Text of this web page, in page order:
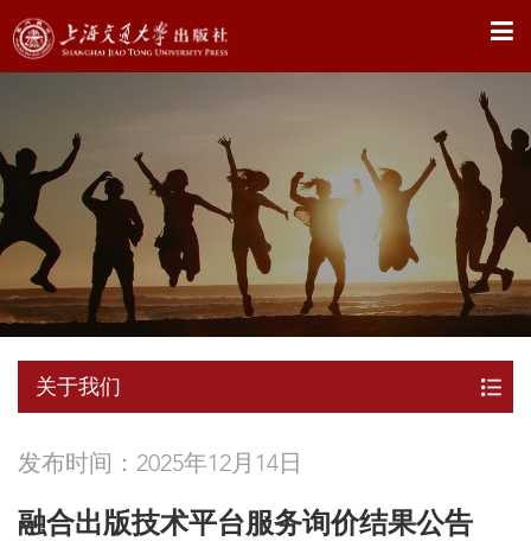
X
关于我们
发布时间：2025年12月14日
融合出版技术平台服务询价结果公告